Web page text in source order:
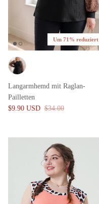
Um 71% reduziert
Langarmhemd mit Raglan-
Pailletten
$9.90 USD $34.00